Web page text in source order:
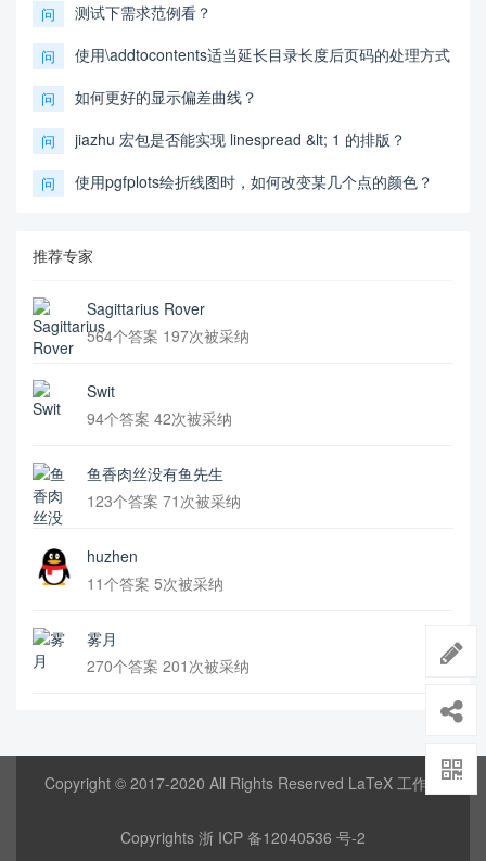
问 测试下需求范例看？
问 使用\addtocontents适当延长目录长度后页码的处理方式
问 如何更好的显示偏差曲线？
问 jiazhu 宏包是否能实现 linespread &lt; 1 的排版？
问 使用pgfplots绘折线图时，如何改变某几个点的颜色？
推荐专家
Sagittarius Rover
564个答案 197次被采纳
Swit
94个答案 42次被采纳
鱼香肉丝没有鱼先生
123个答案 71次被采纳
huzhen
11个答案 5次被采纳
雾月
270个答案 201次被采纳
Copyright © 2017-2020 All Rights Reserved LaTeX 工作室
Copyrights 浙 ICP 备12040536 号-2